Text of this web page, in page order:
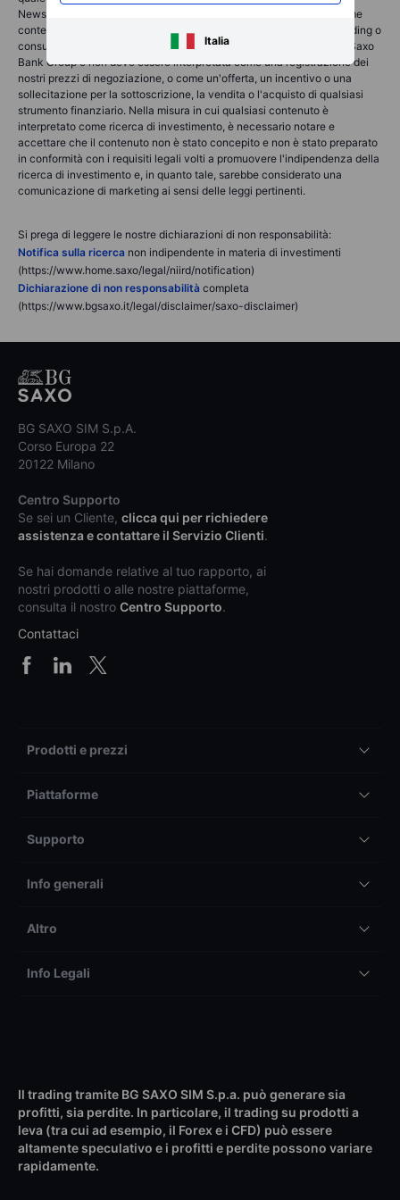
Italia
News & Research non contiene (e non deve essere interpretata come
contenente) consulenza finanziaria, di investimento, fiscale o di trading o
consulenza di qualsiasi tipo offerta, raccomandata o approvata da Saxo
Bank Group e non deve essere interpretata come una registrazione dei
nostri prezzi di negoziazione, o come un'offerta, un incentivo o una
sollecitazione per la sottoscrizione, la vendita o l'acquisto di qualsiasi
strumento finanziario. Nella misura in cui qualsiasi contenuto è
interpretato come ricerca di investimento, è necessario notare e
accettare che il contenuto non è stato concepito e non è stato preparato
in conformità con i requisiti legali volti a promuovere l'indipendenza della
ricerca di investimento e, in quanto tale, sarebbe considerato una
comunicazione di marketing ai sensi delle leggi pertinenti.
Si prega di leggere le nostre dichiarazioni di non responsabilità:
Notifica sulla ricerca non indipendente in materia di investimenti
(https://www.home.saxo/legal/niird/notification)
Dichiarazione di non responsabilità completa
(https://www.bgsaxo.it/legal/disclaimer/saxo-disclaimer)
BG SAXO SIM S.p.A.
Corso Europa 22
20122 Milano
Centro Supporto
Se sei un Cliente, clicca qui per richiedere
assistenza e contattare il Servizio Clienti.
Se hai domande relative al tuo rapporto, ai
nostri prodotti o alle nostre piattaforme,
consulta il nostro Centro Supporto.
Contattaci
Prodotti e prezzi
Piattaforme
Supporto
Info generali
Altro
Info Legali
Il trading tramite BG SAXO SIM S.p.a. può generare sia
profitti, sia perdite. In particolare, il trading su prodotti a
leva (tra cui ad esempio, il Forex e i CFD) può essere
altamente speculativo e i profitti e perdite possono variare
rapidamente.